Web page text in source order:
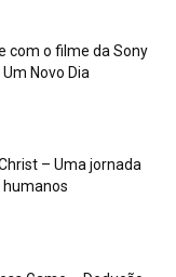
com o filme da Sony
Novo Dia
– Uma jornada